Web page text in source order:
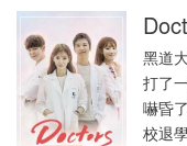
黑道
打了
嚇昏
校退